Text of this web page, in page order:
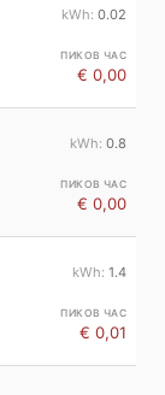
0.02
€ 0,00
0.8
€ 0,00
1.4
€ 0,01